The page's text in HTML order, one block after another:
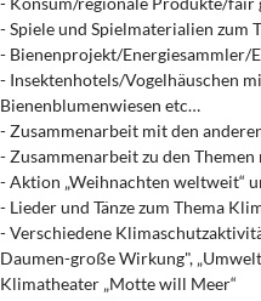
- Spiele und Spielmaterialien zum
- Bienenprojekt/Energiesammler/
- Insektenhotels/Vogelhäuschen
Bienenblumenwiesen etc…
- Zusammenarbeit mit den
- Zusammenarbeit zu den
- Aktion „Weihnachten weltweit“
- Lieder und Tänze zum Thema
- Verschiedene
Daumen-große Wirkung",
Klimatheater „Motte will Meer“